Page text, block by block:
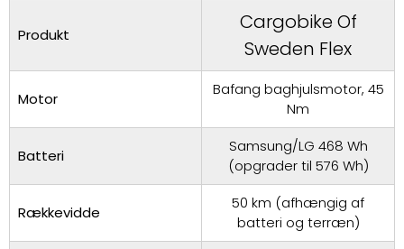
Produkt
Cargobike Of
Sweden Flex
Motor
Bafang baghjulsmotor, 45
Nm
Batteri
Samsung/LG 468 Wh
(opgrader til 576 Wh)
Rækkevidde
50 km (afhængig af
batteri og terræn)